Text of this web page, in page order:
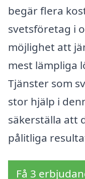
begär flera
svetsföretag i
möjlighet att
mest lämpliga
Tjänster som
stor hjälp i
säkerställa att
pålitliga
Få 3